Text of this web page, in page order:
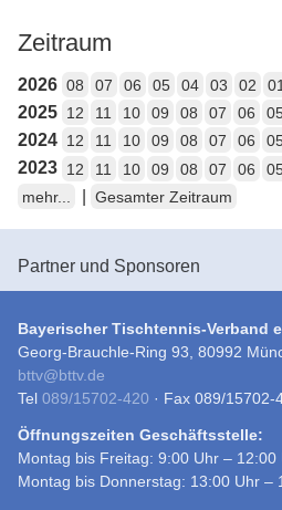
Zeitraum
2026 08 07 06 05 04 03 02 01
2025 12 11 10 09 08 07 06
2024 12 11 10 09 08 07 06
2023 12 11 10 09 08 07 06
mehr...
Gesamter Zeitraum
Partner und Sponsoren
Bayerischer Tischtennis-Verband
Georg-Brauchle-Ring 93, 80992
bttv@bttv.de
Tel 089/15702-420 · Fax 089/15702-
Öffnungszeiten Geschäftsstelle:
Montag bis Freitag: 9:00 Uhr – 12:00
Montag bis Donnerstag: 13:00 Uhr –